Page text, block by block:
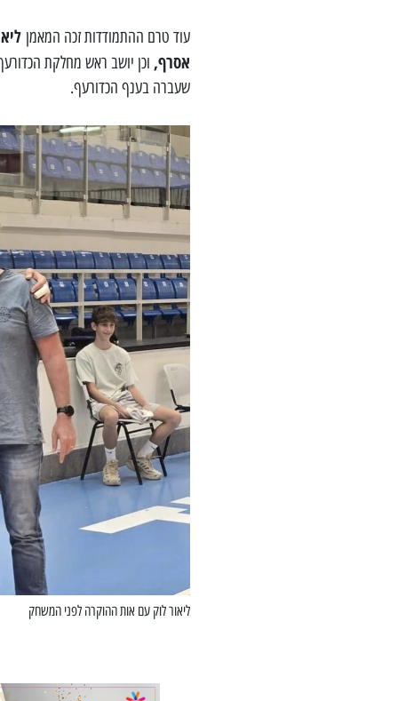
עוד טרם ההתמודדות זכה המאמן
אסרף, וכן יושב ראש מחלקת
שעברה בענף הכדורעף.
ליאור לוק עם אות ההוקרה לפני המשחק